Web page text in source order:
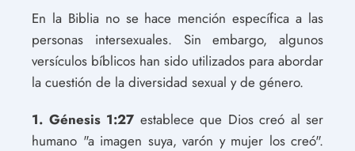
En la Biblia no se hace mención específica a las
personas intersexuales. Sin embargo, algunos
versículos bíblicos han sido utilizados para abordar
la cuestión de la diversidad sexual y de género.
1. Génesis 1:27 establece que Dios creó al ser
humano "a imagen suya, varón y mujer los creó".